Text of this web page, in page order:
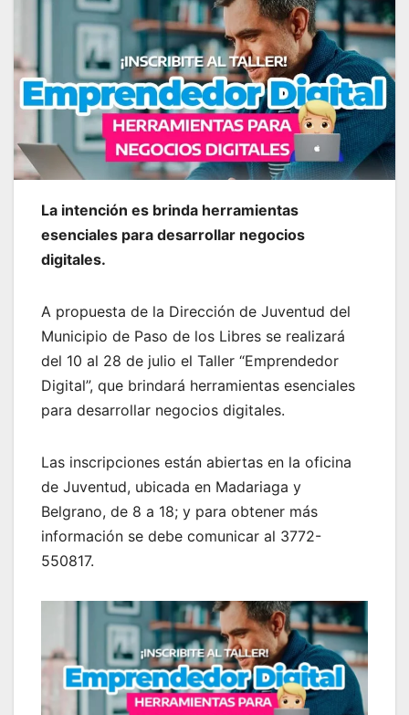
La intención es brinda herramientas
esenciales para desarrollar negocios
digitales.
A propuesta de la Dirección de Juventud del
Municipio de Paso de los Libres se realizará
del 10 al 28 de julio el Taller “Emprendedor
Digital”, que brindará herramientas esenciales
para desarrollar negocios digitales.
Las inscripciones están abiertas en la oficina
de Juventud, ubicada en Madariaga y
Belgrano, de 8 a 18; y para obtener más
información se debe comunicar al 3772-
550817.